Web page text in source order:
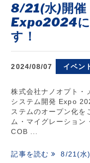
8/21(水)開催
Expo2024に
す！
2024/08/07 イベン
株式会社ナノオプト・
システム開発 Expo
ステムのオープン化を
ム・マイグレーショ
COB ...
記事を読む 8/21(水)